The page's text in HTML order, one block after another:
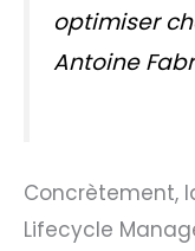
optimiser
Antoine
Concrètement,
Lifecycle